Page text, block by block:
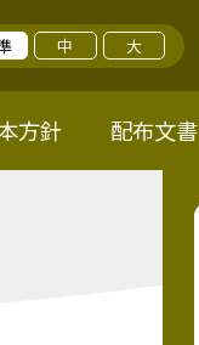
中 大
方針 配布文書